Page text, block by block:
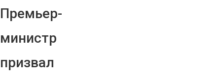
Премьер-
министр
призвал